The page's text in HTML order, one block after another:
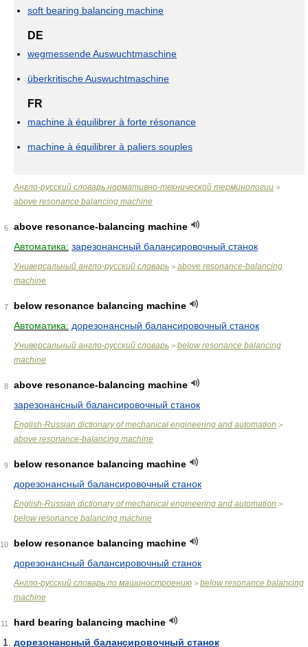
soft bearing balancing machine
DE
wegmessende Auswuchtmaschine
überkritische Auswuchtmaschine
FR
machine à équilibrer à forte résonance
machine à équilibrer à paliers souples
Англо-русский словарь нормативно-технической терминологии >
above resonance balancing machine
6
above resonance-balancing machine
Автоматика: зарезонансный балансировочный станок
Универсальный англо-русский словарь > above resonance-balancing
machine
7
below resonance balancing machine
Автоматика: дорезонансный балансировочный станок
Универсальный англо-русский словарь > below resonance balancing
machine
8
above resonance-balancing machine
зарезонансный балансировочный станок
English-Russian dictionary of mechanical engineering and automation >
above resonance-balancing machine
9
below resonance balancing machine
дорезонансный балансировочный станок
English-Russian dictionary of mechanical engineering and automation >
below resonance balancing machine
10
below resonance balancing machine
дорезонансный балансировочный станок
Англо-русский словарь по машиностроению > below resonance balancing
machine
11
hard bearing balancing machine
дорезонансный балансировочный станок